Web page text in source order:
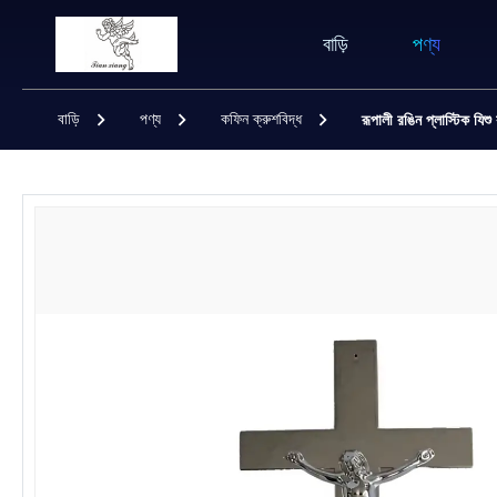
বাড়ি পণ্য
বাড়ি পণ্য কফিন ক্রুশবিদ্ধ রূপালী রঙিন প্লাস্টিক